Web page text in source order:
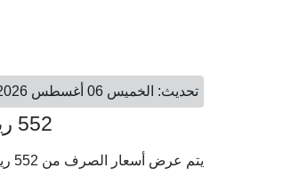
تحديث: الخميس 06 أغسطس 2026, 06:55 م ، الدوحة - الخميس 06 أغسطس 2026, 05:55 م ، الخرطوم
552 ريال قطري = 90,800.97 جنيه سوداني
يتم عرض أسعار الصرف من 552 ريال قطري ( QAR) إلى الجنيه السوداني ( SDG) وفقا لأحدث أسعار الصرف.